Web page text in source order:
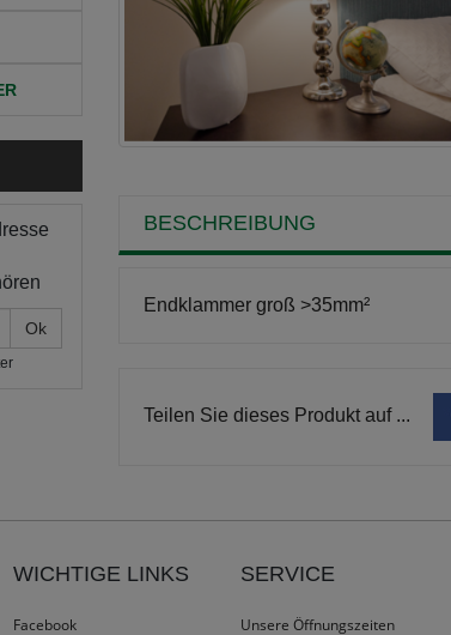
BESCHREIBUNG
Endklammer groß >35mm²
Teilen Sie dieses Produkt auf ...
WICHTIGE LINKS
Facebook
SERVICE
Unsere Öffnungszeiten